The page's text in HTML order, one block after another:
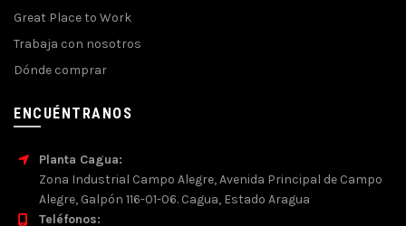
Great Place to Work
Trabaja con nosotros
Dónde comprar
ENCUÉNTRANOS
Planta Cagua:
Zona Industrial Campo Alegre, Avenida Principal de Campo
Alegre, Galpón 116-01-06. Cagua, Estado Aragua
Teléfonos: